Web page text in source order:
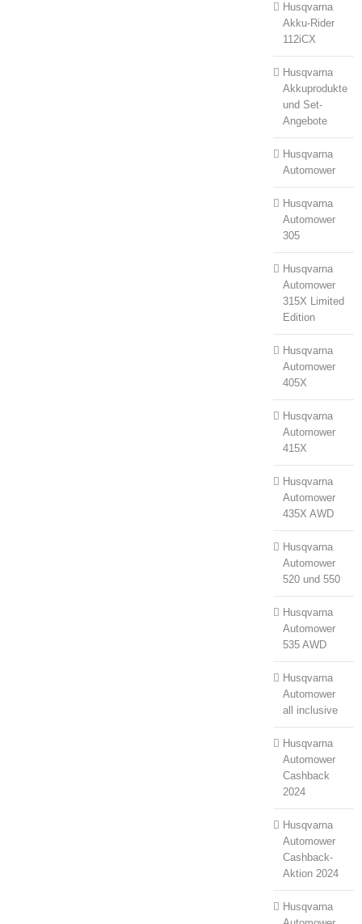
Husqvarna
Akku-Rider
112iCX
Husqvarna
Akkuprodukte
und Set-
Angebote
Husqvarna
Automower
Husqvarna
Automower
305
Husqvarna
Automower
315X Limited
Edition
Husqvarna
Automower
405X
Husqvarna
Automower
415X
Husqvarna
Automower
435X AWD
Husqvarna
Automower
520 und 550
Husqvarna
Automower
535 AWD
Husqvarna
Automower
all inclusive
Husqvarna
Automower
Cashback
2024
Husqvarna
Automower
Cashback-
Aktion 2024
Husqvarna